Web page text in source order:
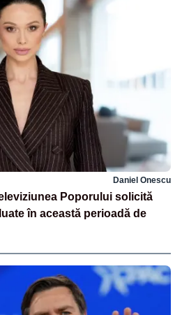
Daniel Onescu
Poporului solicită
în această perioadă de